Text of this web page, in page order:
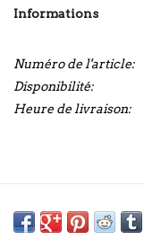
Informations
Numéro de l'article:
Disponibilité:
Heure de livraison: